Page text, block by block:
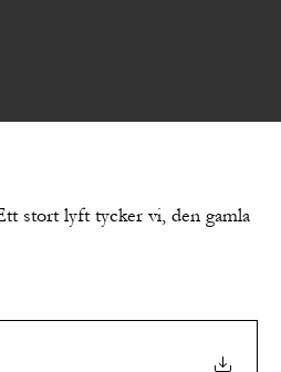
stort lyft tycker vi, den gamla